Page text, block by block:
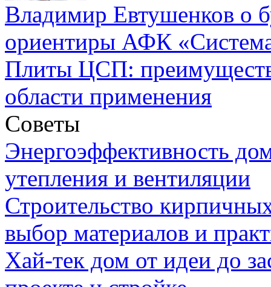
Владимир Евтушенков о
ориентиры АФК
Плиты ЦСП:
области применения
Советы
Энергоэффективность
утепления и вентиляции
Строительство
выбор материалов и
Хай-тек дом от идеи до